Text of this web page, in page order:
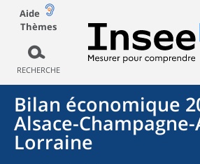
Aide
Thèmes
RECHERCHE
Bilan économique
Alsace-
Lorraine